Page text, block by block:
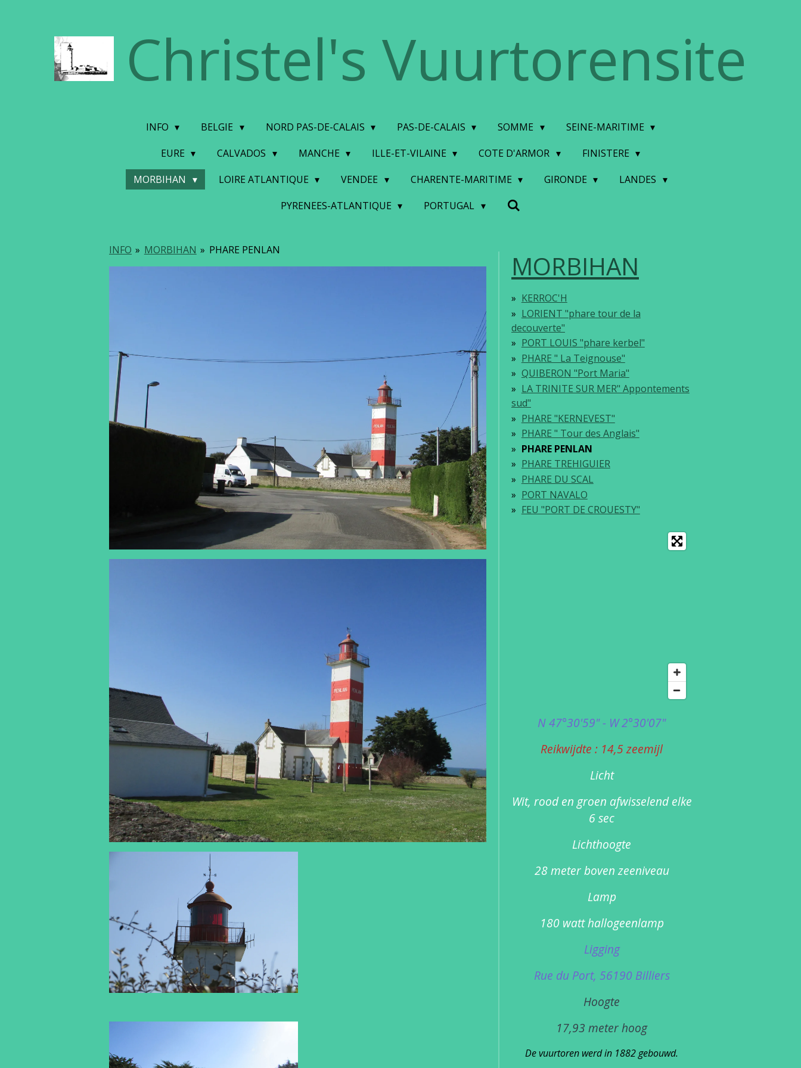
hoofdinhoud
Christel's Vuurtorensite
INFO BELGIE NORD PAS-DE-CALAIS PAS-DE-CALAIS SOMME
SEINE-MARITIME
EURE
CALVADOS MANCHE ILLE-ET-VILAINE COTE D'ARMOR
FINISTERE
MORBIHAN
LOIRE ATLANTIQUE VENDEE CHARENTE-MARITIME GIRONDE
LANDES
PYRENEES-ATLANTIQUE
PORTUGAL
INFO » MORBIHAN » PHARE PENLAN MORBIHAN
KERROC'H
LORIENT "phare tour de la
decouverte"
PORT LOUIS "phare kerbel"
PHARE " La Teignouse"
QUIBERON "Port Maria"
LA TRINITE SUR MER" Appontements
sud"
PHARE "KERNEVEST"
PHARE " Tour des Anglais"
PHARE PENLAN
PHARE TREHIGUIER
PHARE DU SCAL
PORT NAVALO
FEU "PORT DE CROUESTY"
N 47°30'59" - W 2°30'07"
Reikwijdte : 14,5 zeemijl
Licht
Wit, rood en groen afwisselend elke
6 sec
Lichthoogte
28 meter boven zeeniveau
Lamp
180 watt hallogeenlamp
Ligging
Rue du Port, 56190 Billiers
Hoogte
17,93 meter hoog
De vuurtoren werd in 1882 gebouwd.